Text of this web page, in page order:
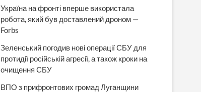
Україна на фронті вперше використала
робота, який був доставлений дроном —
Forbs
Зеленський погодив нові операції СБУ для
протидії російській агресії, а також кроки на
очищення СБУ
ВПО з прифронтових громад Луганщини